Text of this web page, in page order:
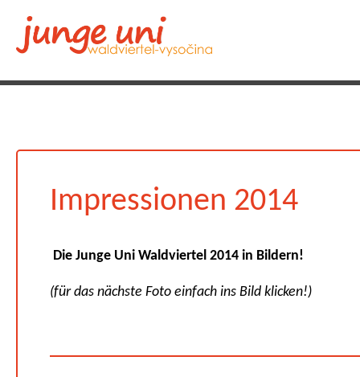
Impressionen 2014
Die Junge Uni Waldviertel 2014 in Bildern!
(für das nächste Foto einfach ins Bild klicken!)